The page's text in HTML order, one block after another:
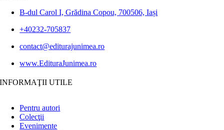
B-dul Carol I, Grădina Copou, 700506, Iași
+40232-705837
contact@editurajunimea.ro
www.EdituraJunimea.ro
INFORMAŢII UTILE
Pentru autori
Colecţii
Evenimente